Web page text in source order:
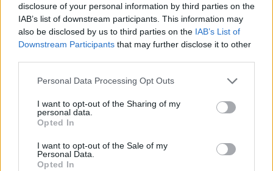
disclosure of your personal information by third parties on the
IAB’s list of downstream participants. This information may
also be disclosed by us to third parties on the IAB’s List of
Downstream Participants that may further disclose it to other
Please note that this website/app uses one or more Google
not limited to your visit or usage behaviour. You may click to
grant or deny consent to Google and its third-party tags to
use your data for below specified purposes in below Google
consent section.
Personal Data Processing Opt Outs
I want to opt-out of the Sharing of my
personal data.
Opted In
I want to opt-out of the Sale of my
Personal Data.
Opted In
Kövess minket, és értesülj a friss hírekről a
Facebookon is!
Követem
HÍRADÓ #